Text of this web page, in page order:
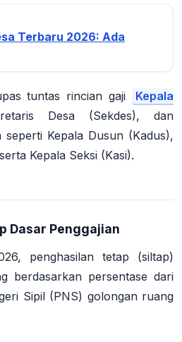
Terbaru 2026: Ada
tuntas rincian gaji
Kepala
Desa (Sekdes), dan
seperti Kepala Dusun (Kadus),
Kepala Seksi (Kasi).
Dasar Penggajian
penghasilan tetap (siltap)
berdasarkan persentase dari
Sipil (PNS) golongan ruang